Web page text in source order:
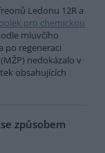
Ledonu 12R a
pro chemickou
mluvčího
po regeneraci
(MŽP) nedokázalo v
obsahujících
způsobem